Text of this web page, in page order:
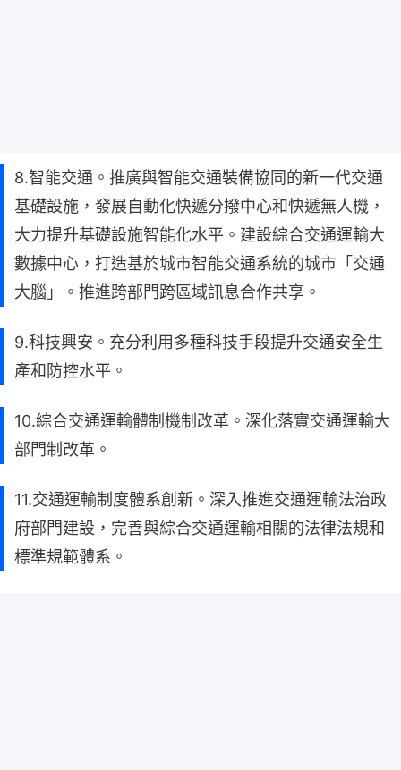
8.智能交通。推廣與智能交通裝備協同的新一代交通
基礎設施，發展自動化快遞分撥中心和快遞無人機，
大力提升基礎設施智能化水平。建設綜合交通運輸大
數據中心，打造基於城市智能交通系統的城市「交通
大腦」。推進跨部門跨區域訊息合作共享。
9.科技興安。充分利用多種科技手段提升交通安全生
產和防控水平。
10.綜合交通運輸體制機制改革。深化落實交通運輸大
部門制改革。
11.交通運輸制度體系創新。深入推進交通運輸法治政
府部門建設，完善與綜合交通運輸相關的法律法規和
標準規範體系。